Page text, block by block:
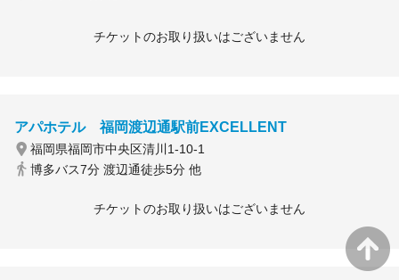
チケットのお取り扱いはございません
アパホテル 福岡渡辺通駅前EXCELLENT
福岡県福岡市中央区清川1-10-1
博多バス7分 渡辺通徒歩5分 他
チケットのお取り扱いはございません